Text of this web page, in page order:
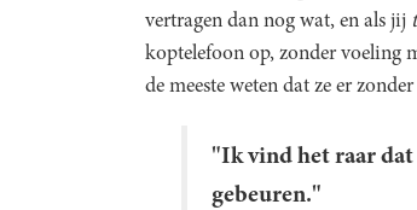
vertragen dan nog wat, en als jij
koptelefoon op, zonder voeling
de meeste weten dat ze er
"Ik vind het raar
gebeuren."